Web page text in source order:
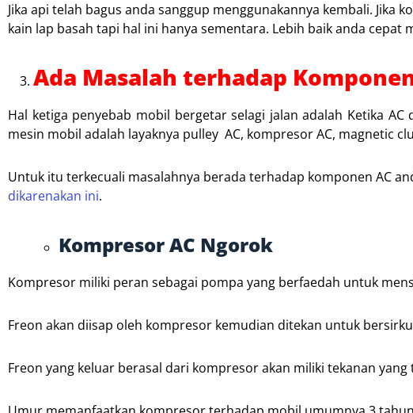
Jika api telah bagus anda sanggup menggunakannya kembali.
kain lap basah tapi hal ini hanya sementara. Lebih baik anda cepat
Ada Masalah terhadap
Hal ketiga penyebab mobil bergetar selagi jalan adalah Ketika
mesin mobil adalah layaknya pulley AC, kompresor AC, magnetic
Untuk itu terkecuali masalahnya berada terhadap komponen AC
dikarenakan ini.
Kompresor AC Ngorok
Kompresor miliki peran sebagai pompa yang berfaedah untuk
Freon akan diisap oleh kompresor kemudian ditekan untuk
Freon yang keluar berasal dari kompresor akan miliki tekanan